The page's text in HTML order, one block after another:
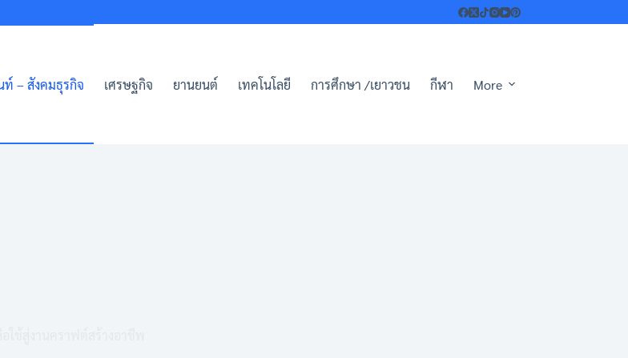
ท์ – สังคมธุรกิจ เศรษฐกิจ ยานยนต์ เทคโนโลยี การศึกษา /เยาวชน กีฬา More